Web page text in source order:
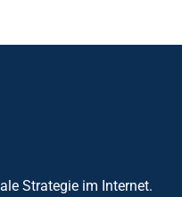
Strategie im Internet.